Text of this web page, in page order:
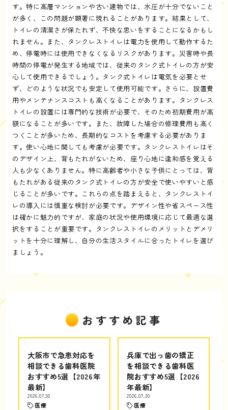
す。特に高層マンションや古い建物では、水圧が十分でないこと
が多く、この問題が顕著に現れることがあります。結果として、
トイレの清潔さが保たれず、不快な思いをすることになるかもし
れません。また、タンクレストイレは電力を使用して動作するた
め、停電時には使用できなくなるリスクがあります。災害時や長
時間の停電が発生する地域では、従来のタンク式トイレの方が安
心して使用できるでしょう。タンク式トイレは電気を必要とせ
ず、どのような状況でも安定して使用可能です。さらに、設置費
用やメンテナンスコストも高くなることがあります。タンクレス
トイレの設置には専門的な技術が必要で、そのため初期費用が高
額になることが多いです。また、故障した場合の修理費用も高く
つくことが多いため、長期的なコストを考慮する必要がありま
す。使い心地に関しても考慮が必要です。タンクレストイレはそ
のデザイン上、背もたれがないため、座り心地に違和感を覚える
人も少なくありません。特に高齢者や小さな子供にとっては、背
もたれがある従来のタンク式トイレの方が安全で使いやすいと感
じることが多いです。これらの点を踏まえると、タンクレストイ
レの導入には慎重な検討が必要です。デザイン性や省スペース性
は確かに魅力的ですが、家庭の状況や使用環境に応じて最適な選
択をすることが重要です。タンクレストイレのメリットとデメリ
ットを十分に理解し、自分の生活スタイルに合ったトイレを選び
ましょう。
おすすめ記事
大阪市で急患対応を
相談できる歯科医院
おすすめ5選【2026年
最新】
2026.07.30
医療
兵庫で出っ歯の矯正
を相談できる歯科医
院おすすめ5選【2026
年最新】
2026.07.30
医療